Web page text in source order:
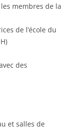
membres de la
de l’école du
des
et salles de